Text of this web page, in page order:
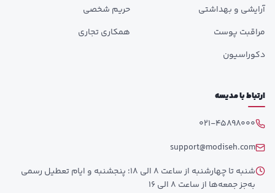
آرایشی و بهداشتی
مراقبت پوست
دکوراسیون
حریم شخصی
همکاری تجاری
ارتباط با مدیسه
021-45898000
support@modiseh.com
شنبه تا چهارشنبه از ساعت 8 الی 18؛ پنجشنبه و ایام تعطیل رسمی
به‌جز جمعه‌ها از ساعت 8 الی 16